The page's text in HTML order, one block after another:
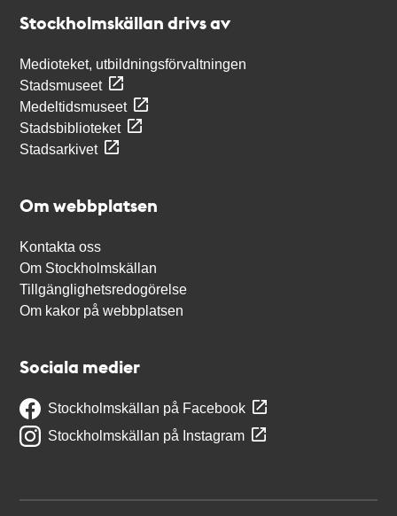
Stockholmskällan drivs av
Medioteket, utbildningsförvaltningen
Stadsmuseet
Medeltidsmuseet
Stadsbiblioteket
Stadsarkivet
Om webbplatsen
Kontakta oss
Om Stockholmskällan
Tillgänglighetsredogörelse
Om kakor på webbplatsen
Sociala medier
Stockholmskällan på Facebook
Stockholmskällan på Instagram